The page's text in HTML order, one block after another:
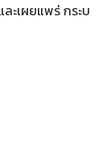
ะเผยแพร่ กระ